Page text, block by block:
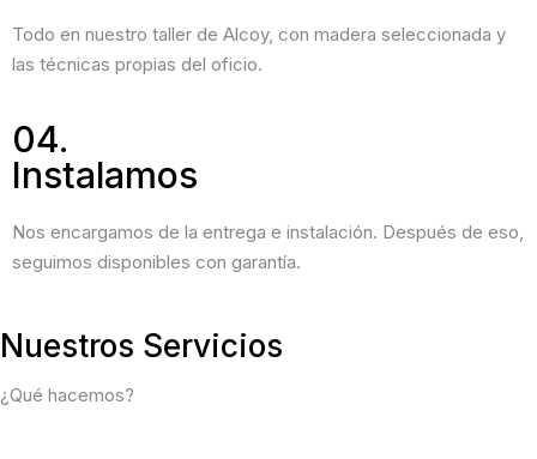
Todo en nuestro taller de Alcoy, con madera seleccionada y
las técnicas propias del oficio.
04.
Instalamos
Nos encargamos de la entrega e instalación. Después de eso,
seguimos disponibles con garantía.
Nuestros Servicios
¿Qué hacemos?